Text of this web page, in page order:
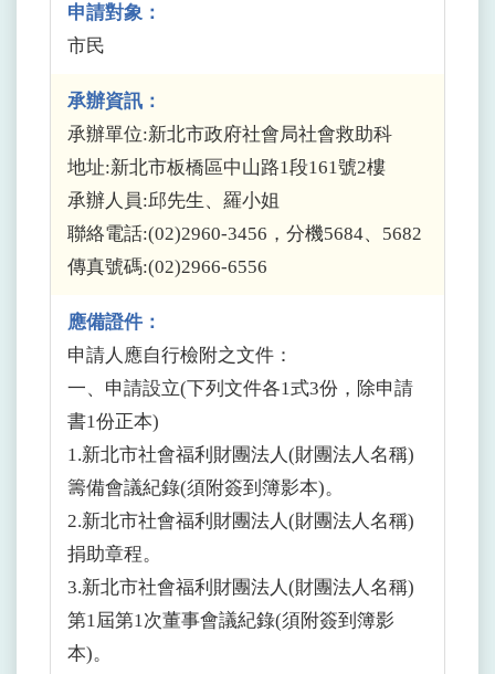
申請對象：
市民
承辦資訊：
承辦單位:新北市政府社會局社會救助科
地址:新北市板橋區中山路1段161號2樓
承辦人員:邱先生、羅小姐
聯絡電話:(02)2960-3456，分機5684、5682
傳真號碼:(02)2966-6556
應備證件：
申請人應自行檢附之文件：
一、申請設立(下列文件各1式3份，除申請
書1份正本)
1.新北市社會福利財團法人(財團法人名稱)
籌備會議紀錄(須附簽到簿影本)。
2.新北市社會福利財團法人(財團法人名稱)
捐助章程。
3.新北市社會福利財團法人(財團法人名稱)
第1屆第1次董事會議紀錄(須附簽到簿影
本)。